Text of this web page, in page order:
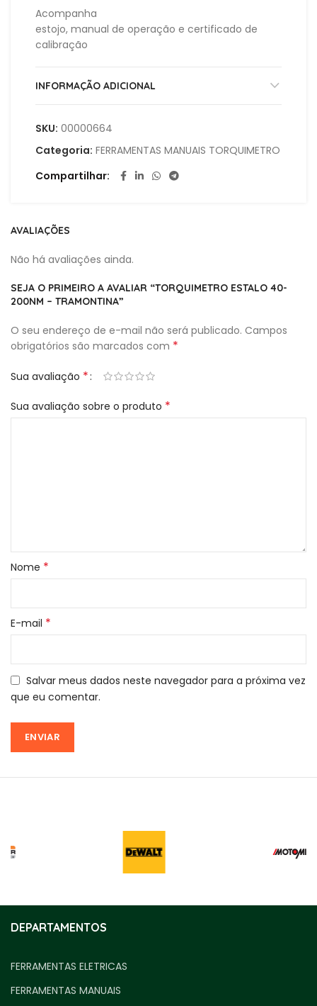
Acompanha
estojo, manual de operação e certificado de
calibração
INFORMAÇÃO ADICIONAL
SKU: 00000664
Categoria: FERRAMENTAS MANUAIS TORQUIMETRO
Compartilhar
AVALIAÇÕES
Não há avaliações ainda.
SEJA O PRIMEIRO A AVALIAR “TORQUIMETRO ESTALO 40-
200NM – TRAMONTINA”
O seu endereço de e-mail não será publicado. Campos
obrigatórios são marcados com *
Sua avaliação *
Sua avaliação sobre o produto *
Nome *
E-mail *
Salvar meus dados neste navegador para a próxima vez
que eu comentar.
DEPARTAMENTOS
FERRAMENTAS ELETRICAS
FERRAMENTAS MANUAIS